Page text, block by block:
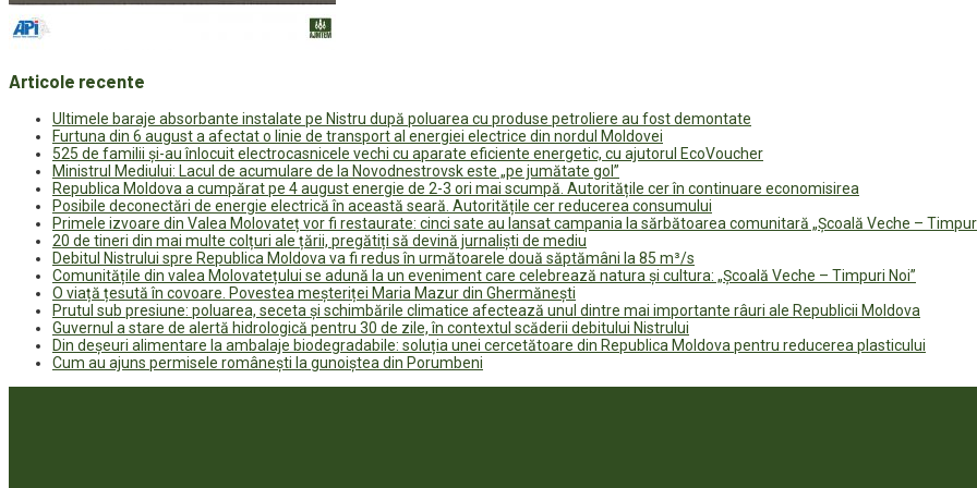
Articole recente
Ultimele baraje absorbante instalate pe Nistru după poluarea cu produse petroliere au fost demontate
Furtuna din 6 august a afectat o linie de transport al energiei electrice din nordul Moldovei
525 de familii și-au înlocuit electrocasnicele vechi cu aparate eficiente energetic, cu ajutorul EcoVoucher
Ministrul Mediului: Lacul de acumulare de la Novodnestrovsk este „pe jumătate gol”
Republica Moldova a cumpărat pe 4 august energie de 2-3 ori mai scumpă. Autoritățile cer în continuare economisirea
Posibile deconectări de energie electrică în această seară. Autoritățile cer reducerea consumului
Primele izvoare din Valea Molovateț vor fi restaurate: cinci sate au lansat campania la sărbătoarea comunitară „Școală Veche –
20 de tineri din mai multe colțuri ale țării, pregătiți să devină jurnaliști de mediu
Debitul Nistrului spre Republica Moldova va fi redus în următoarele două săptămâni la 85 m³/s
Comunitățile din valea Molovatețului se adună la un eveniment care celebrează natura și cultura: „Școală Veche – Timpuri Noi”
O viață țesută în covoare. Povestea meșteriței Maria Mazur din Ghermănești
Prutul sub presiune: poluarea, seceta și schimbările climatice afectează unul dintre mai importante râuri ale Republicii Moldova
Guvernul a stare de alertă hidrologică pentru 30 de zile, în contextul scăderii debitului Nistrului
Din deșeuri alimentare la ambalaje biodegradabile: soluția unei cercetătoare din Republica Moldova pentru reducerea plasticului
Cum au ajuns permisele românești la gunoiștea din Porumbeni